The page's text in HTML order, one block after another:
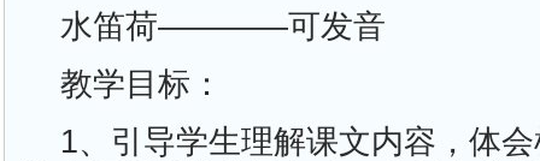
水笛荷————可发音
教学目标：
1、引导学生理解课文内容，体